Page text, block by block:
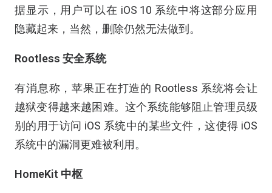
据显示，用户可以在 iOS 10 系统中将这部分应用
隐藏起来，当然，删除仍然无法做到。
Rootless 安全系统
有消息称，苹果正在打造的 Rootless 系统将会让
越狱变得越来越困难。这个系统能够阻止管理员级
别的用于访问 iOS 系统中的某些文件，这使得 iOS
系统中的漏洞更难被利用。
HomeKit 中枢